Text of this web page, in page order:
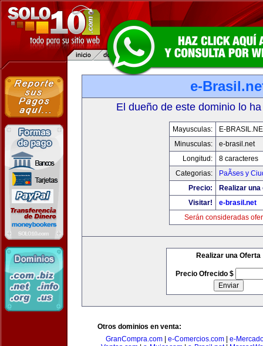
e-
El dueño de este dominio lo
Mayusculas:
E-
Minusculas:
e-brasil.net
Longitud:
8 caracteres
Categorias:
PaÃ­ses y
Precio:
Realizar
Visitar!
e-brasil.net
Serán consideradas
Realizar una Oferta
Precio Ofrecido $
Otros dominios en venta:
GranCompra.com
e-Comercios.com
e-